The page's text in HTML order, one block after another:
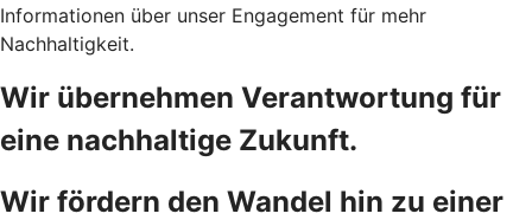
Informationen über unser Engagement für mehr
Nachhaltigkeit.
Wir übernehmen Verantwortung für
eine nachhaltige Zukunft.
Wir fördern den Wandel hin zu einer